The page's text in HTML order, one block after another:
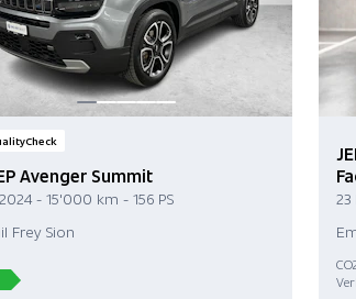
Avenger Summit
- 15'000 km - 156 PS
Frey Sion
23